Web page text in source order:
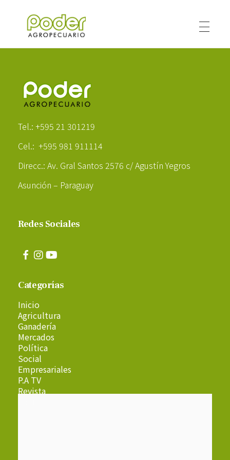
Tel.: +595 21 301219
Cel.: +595 981 911114
Direcc.: Av. Gral Santos 2576 c/ Agustín Yegros
Asunción – Paraguay
Redes Sociales
Categorías
Inicio
Agricultura
Ganadería
Mercados
Política
Social
Empresariales
P.A TV
Revista